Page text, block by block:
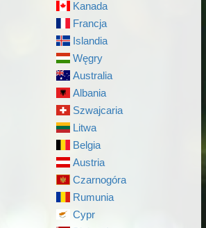
Kanada
Francja
Islandia
Węgry
Australia
Albania
Szwajcaria
Litwa
Belgia
Austria
Czarnogóra
Rumunia
Cypr